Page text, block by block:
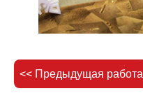
<< Предыдущая работа